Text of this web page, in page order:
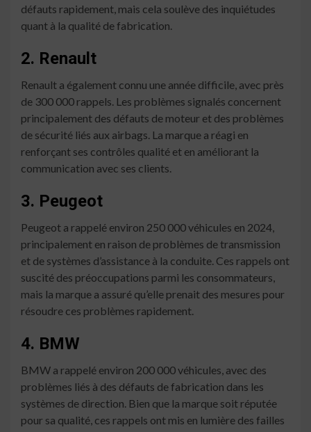
défauts rapidement, mais cela soulève des inquiétudes
quant à la qualité de fabrication.
2. Renault
Renault a également connu une année difficile, avec près
de 300 000 rappels. Les problèmes signalés concernent
principalement des défauts de moteur et des problèmes
de sécurité liés aux airbags. La marque a réagi en
renforçant ses contrôles qualité et en améliorant la
communication avec ses clients.
3. Peugeot
Peugeot a rappelé environ 250 000 véhicules en 2024,
principalement en raison de problèmes de transmission
et de systèmes d’assistance à la conduite. Ces rappels ont
suscité des préoccupations parmi les consommateurs,
mais la marque a assuré qu’elle prenait des mesures pour
résoudre ces problèmes rapidement.
4. BMW
BMW a rappelé environ 200 000 véhicules, avec des
problèmes liés à des défauts de fabrication dans les
systèmes de direction. Bien que la marque soit réputée
pour sa qualité, ces rappels ont mis en lumière des failles